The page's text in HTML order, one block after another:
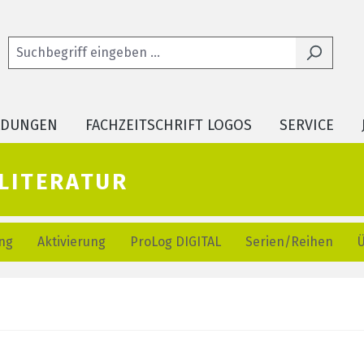
FACHZEITSCHRIFT LOGOS SERVICE
Aktivierung ProLog DIGITAL Serien/Reihen